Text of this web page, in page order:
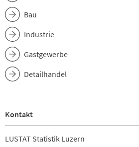
Bau
Industrie
Gastgewerbe
Detailhandel
Kontakt
LUSTAT Statistik Luzern